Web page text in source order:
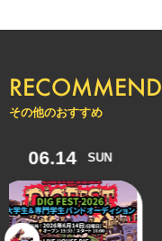
RECOMMEND
その他のおすすめ
SUN